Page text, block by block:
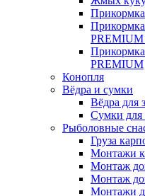
Прикормка
PREMIUM
Прикормка
PREMIUM
Конопля
Вёдра и сумки
Вёдра для
Сумки для
Рыболовные
Груза
Монтажи
Монтаж
Монтаж
Монтажи